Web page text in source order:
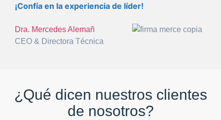
¡Confía en la experiencia de líder!
Dra. Mercedes Alemañ
CEO & Directora Técnica
¿Qué dicen nuestros clientes
de nosotros?